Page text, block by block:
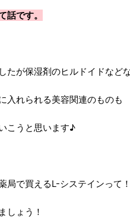
話です。
たが保湿剤のヒルドイドなど
入れられる美容関連のものも
こうと思います♪
局で買えるL-システインって
しょう！